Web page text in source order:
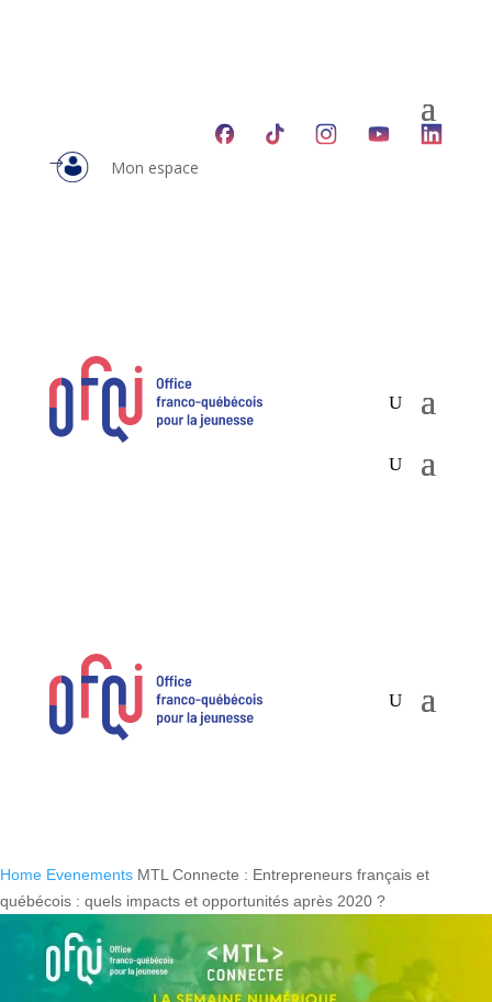
Mon espace
Home Evenements MTL Connecte : Entrepreneurs français et
québécois : quels impacts et opportunités après 2020 ?